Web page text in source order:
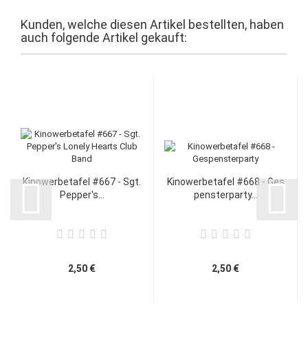
Kunden, welche diesen Artikel bestellten, haben
auch folgende Artikel gekauft:
Kinowerbetafel #667 - Sgt.
Pepper's...
2,50 €
Kinowerbetafel #668 - Ges
pensterparty...
2,50 €